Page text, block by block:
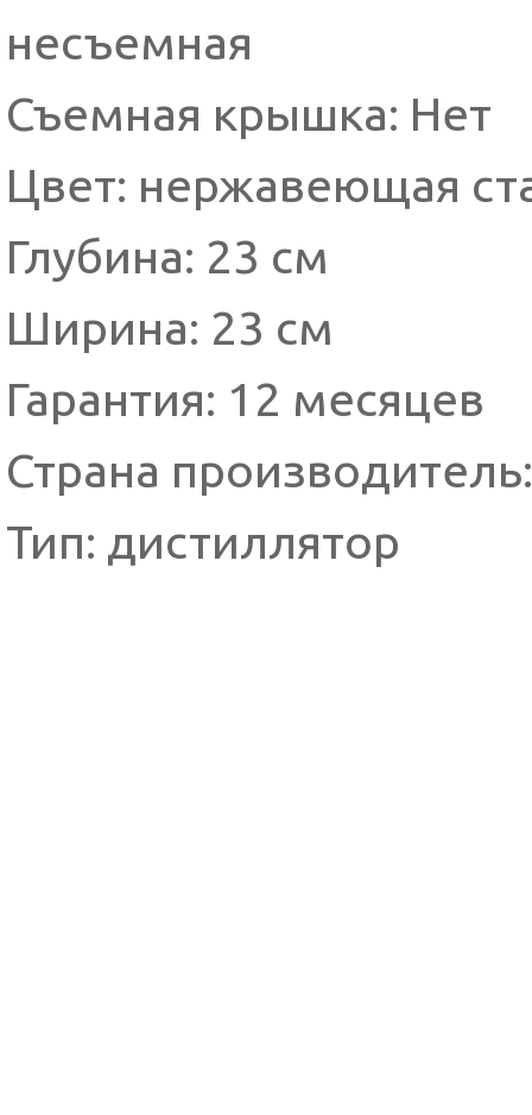
несъемная
Съемная крышка: Нет
Цвет: нержавеющая
Глубина: 23 см
Ширина: 23 см
Гарантия: 12 месяцев
Страна
Тип: дистиллятор